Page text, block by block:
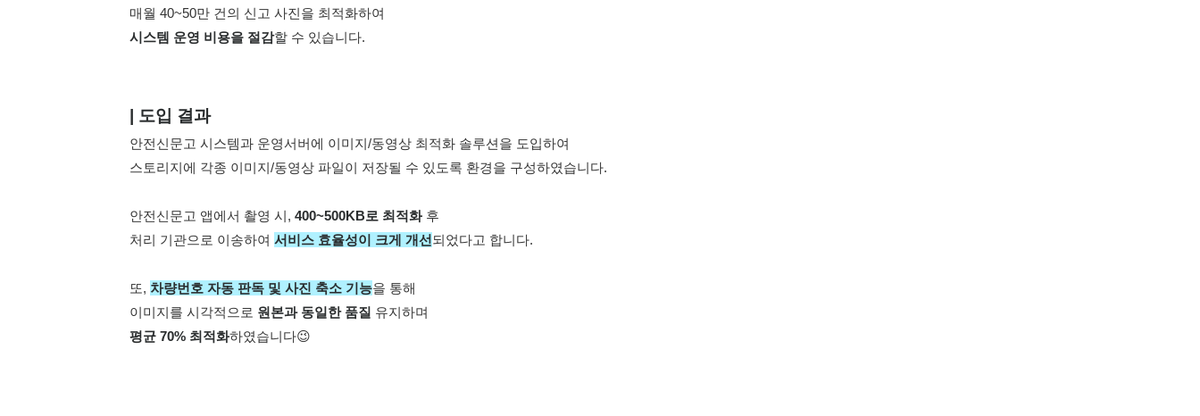
매월 40~50만 건의 신고 사진을 최적화하여
시스템 운영 비용을 절감할 수 있습니다.
| 도입 결과
안전신문고 시스템과 운영서버에 이미지/동영상 최적화 솔루션을 도입하여
스토리지에 각종 이미지/동영상 파일이 저장될 수 있도록 환경을 구성하였습니다.
안전신문고 앱에서 촬영 시, 400~500KB로 최적화 후
처리 기관으로 이송하여 서비스 효율성이 크게 개선되었다고 합니다.
또, 차량번호 자동 판독 및 사진 축소 기능을 통해
이미지를 시각적으로 원본과 동일한 품질 유지하며
평균 70% 최적화하였습니다😉